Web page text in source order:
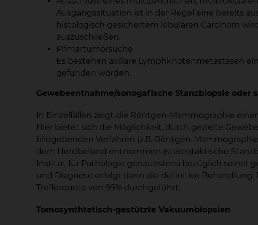
Ausgangssituation ist in der Regel eine bereits
histologisch gesichertem lobulären Carcinom
auszuschließen.
Primärtumorsuche
Es bestehen axilläre Lymphknotenmetastasen
gefunden worden.
Gewebeentnahme/sonogafische Stanzbiopsie
In Einzelfällen zeigt die Röntgen-Mammographie
Hier bietet sich die Möglichkeit, durch gezielte
bildgebenden Verfahren (z.B. Röntgen-
dem Herdbefund entnommen (stereotaktische
Institut für Pathologie genauestens bezüglich seiner
und Diagnose erfolgt dann die definitive
Trefferquote von 99% durchgeführt.
Tomosynthtetisch-gestützte Vakuumbiopsien